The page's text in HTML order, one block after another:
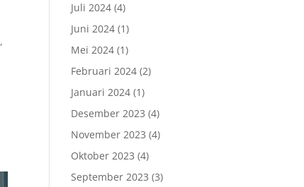
,
Juli 2024 (4)
Juni 2024 (1)
Mei 2024 (1)
Februari 2024 (2)
Januari 2024 (1)
Desember 2023 (4)
November 2023 (4)
Oktober 2023 (4)
September 2023 (3)